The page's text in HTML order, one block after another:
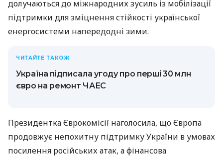
долучаються до міжнародних зусиль із мобілізації
підтримки для зміцнення стійкості української
енергосистеми напередодні зими.
ЧИТАЙТЕ ТАКОЖ
Україна підписала угоду про перші 30 млн
євро на ремонт ЧАЕС
Президентка Єврокомісії наголосила, що Європа
продовжує непохитну підтримку України в умовах
посилення російських атак, а фінансова